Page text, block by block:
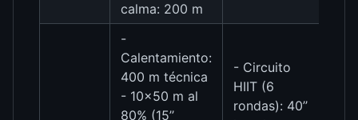
calma: 200 m
-
Calentamiento:
400 m técnica
- 10×50 m al
80% (15’’
- Circuito
HIIT (6
rondas): 40’’